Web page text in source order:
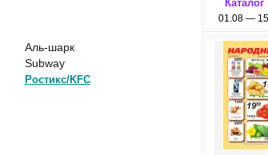
Аль-шарк
Subway
Ростикс/KFC
01.08 —